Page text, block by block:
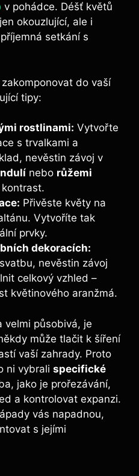
v pohádce. Déšť květů
okouzlující, ale i
setkání s
do vaší
tipy:
rostlinami: Vytvořte
s trvalkami a
nevěstin závoj v
nebo růžemi
Přivěste květy na
Vytvoříte tak
prvky.
dekoracích:
nevěstin závoj
celkový vzhled –
květinového aranžmá.
velmi působivá, je
může tlačit k šíření
vaší zahrady. Proto
ni vybrali specifické
jako je prořezávání,
a kontrolovat expanzi.
vás napadnou,
s jejími